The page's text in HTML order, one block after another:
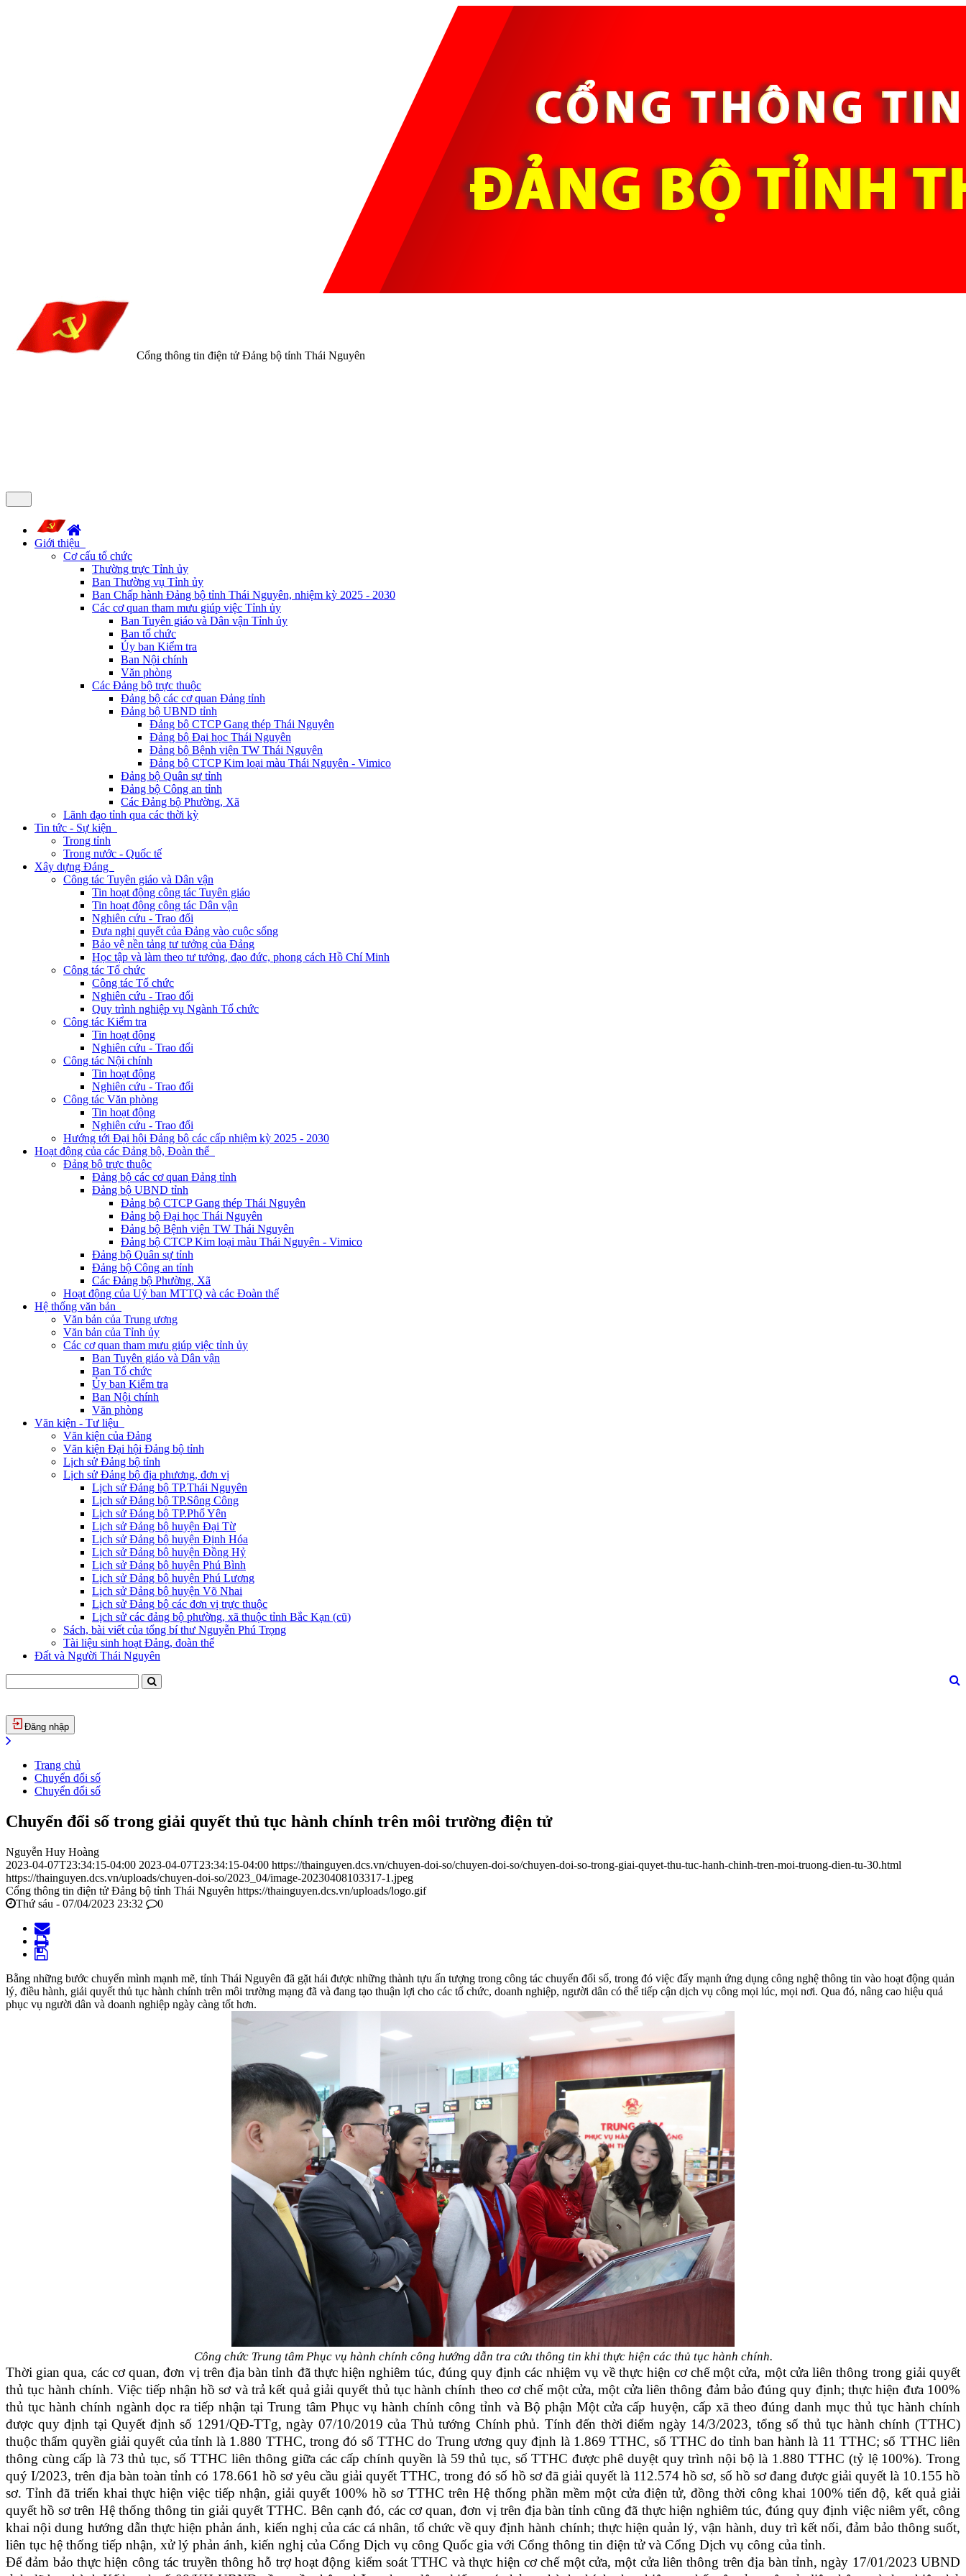
Cổng thông tin điện tử Đảng bộ tỉnh Thái Nguyên
Giới thiệu
Cơ cấu tổ chức
Thường trực Tỉnh ủy
Ban Thường vụ Tỉnh ủy
Ban Chấp hành Đảng bộ tỉnh Thái Nguyên, nhiệm kỳ 2025 - 2030
Các cơ quan tham mưu giúp việc Tỉnh ủy
Ban Tuyên giáo và Dân vận Tỉnh ủy
Ban tổ chức
Ủy ban Kiểm tra
Ban Nội chính
Văn phòng
Các Đảng bộ trực thuộc
Đảng bộ các cơ quan Đảng tỉnh
Đảng bộ UBND tỉnh
Đảng bộ CTCP Gang thép Thái Nguyên
Đảng bộ Đại học Thái Nguyên
Đảng bộ Bệnh viện TW Thái Nguyên
Đảng bộ CTCP Kim loại màu Thái Nguyên - Vimico
Đảng bộ Quân sự tỉnh
Đảng bộ Công an tỉnh
Các Đảng bộ Phường, Xã
Lãnh đạo tỉnh qua các thời kỳ
Tin tức - Sự kiện
Trong tỉnh
Trong nước - Quốc tế
Xây dựng Đảng
Công tác Tuyên giáo và Dân vận
Tin hoạt động công tác Tuyên giáo
Tin hoạt động công tác Dân vận
Nghiên cứu - Trao đổi
Đưa nghị quyết của Đảng vào cuộc sống
Bảo vệ nền tảng tư tưởng của Đảng
Học tập và làm theo tư tưởng, đạo đức, phong cách Hồ Chí Minh
Công tác Tổ chức
Công tác Tổ chức
Nghiên cứu - Trao đổi
Quy trình nghiệp vụ Ngành Tổ chức
Công tác Kiểm tra
Tin hoạt động
Nghiên cứu - Trao đổi
Công tác Nội chính
Tin hoạt động
Nghiên cứu - Trao đổi
Công tác Văn phòng
Tin hoạt động
Nghiên cứu - Trao đổi
Hướng tới Đại hội Đảng bộ các cấp nhiệm kỳ 2025 - 2030
Hoạt động của các Đảng bộ, Đoàn thể
Đảng bộ trực thuộc
Đảng bộ các cơ quan Đảng tỉnh
Đảng bộ UBND tỉnh
Đảng bộ CTCP Gang thép Thái Nguyên
Đảng bộ Đại học Thái Nguyên
Đảng bộ Bệnh viện TW Thái Nguyên
Đảng bộ CTCP Kim loại màu Thái Nguyên - Vimico
Đảng bộ Quân sự tỉnh
Đảng bộ Công an tỉnh
Các Đảng bộ Phường, Xã
Hoạt động của Uỷ ban MTTQ và các Đoàn thể
Hệ thống văn bản
Văn bản của Trung ương
Văn bản của Tỉnh ủy
Các cơ quan tham mưu giúp việc tỉnh ủy
Ban Tuyên giáo và Dân vận
Ban Tổ chức
Ủy ban Kiểm tra
Ban Nội chính
Văn phòng
Văn kiện - Tư liệu
Văn kiện của Đảng
Văn kiện Đại hội Đảng bộ tỉnh
Lịch sử Đảng bộ tỉnh
Lịch sử Đảng bộ địa phương, đơn vị
Lịch sử Đảng bộ TP.Thái Nguyên
Lịch sử Đảng bộ TP.Sông Công
Lịch sử Đảng bộ TP.Phổ Yên
Lịch sử Đảng bộ huyện Đại Từ
Lịch sử Đảng bộ huyện Định Hóa
Lịch sử Đảng bộ huyện Đồng Hỷ
Lịch sử Đảng bộ huyện Phú Bình
Lịch sử Đảng bộ huyện Phú Lương
Lịch sử Đảng bộ huyện Võ Nhai
Lịch sử Đảng bộ các đơn vị trực thuộc
Lịch sử các đảng bộ phường, xã thuộc tỉnh Bắc Kạn (cũ)
Sách, bài viết của tổng bí thư Nguyễn Phú Trọng
Tài liệu sinh hoạt Đảng, đoàn thể
Đất và Người Thái Nguyên
Đăng nhập
Trang chủ
Chuyển đổi số
Chuyển đổi số
Chuyển đổi số trong giải quyết thủ tục hành chính trên môi trường điện tử
Nguyễn Huy Hoàng
2023-04-07T23:34:15-04:00 2023-04-07T23:34:15-04:00 https://thainguyen.dcs.vn/chuyen-doi-so/chuyen-doi-so/chuyen-doi-so-trong-giai-quyet-thu-tuc-hanh-chinh-tren-moi-truong-dien-tu-30.html
https://thainguyen.dcs.vn/uploads/chuyen-doi-so/2023_04/image-20230408103317-1.jpeg
Cổng thông tin điện tử Đảng bộ tỉnh Thái Nguyên https://thainguyen.dcs.vn/uploads/logo.gif
Thứ sáu - 07/04/2023 23:32
0
Bằng những bước chuyển mình mạnh mẽ, tỉnh Thái Nguyên đã gặt hái được những thành tựu ấn tượng trong công tác chuyển đổi số, trong đó việc đẩy mạnh ứng dụng công nghệ thông tin vào hoạt động quản
lý, điều hành, giải quyết thủ tục hành chính trên môi trường mạng đã và đang tạo thuận lợi cho các tổ chức, doanh nghiệp, người dân có thể tiếp cận dịch vụ công mọi lúc, mọi nơi. Qua đó, nâng cao hiệu quả
phục vụ người dân và doanh nghiệp ngày càng tốt hơn.
Công chức Trung tâm Phục vụ hành chính công hướng dẫn tra cứu thông tin khi thực hiện các thủ tục hành chính.
Thời gian qua, các cơ quan, đơn vị trên địa bàn tỉnh đã thực hiện nghiêm túc, đúng quy định các nhiệm vụ về thực hiện cơ chế một cửa, một cửa liên thông trong giải quyết
thủ tục hành chính. Việc tiếp nhận hồ sơ và trả kết quả giải quyết thủ tục hành chính theo cơ chế một cửa, một cửa liên thông đảm bảo đúng quy định; thực hiện đưa 100%
thủ tục hành chính ngành dọc ra tiếp nhận tại Trung tâm Phục vụ hành chính công tỉnh và Bộ phận Một cửa cấp huyện, cấp xã theo đúng danh mục thủ tục hành chính
được quy định tại Quyết định số 1291/QĐ-TTg, ngày 07/10/2019 của Thủ tướng Chính phủ. Tính đến thời điểm ngày 14/3/2023, tổng số thủ tục hành chính (TTHC)
thuộc thẩm quyền giải quyết của tỉnh là 1.880 TTHC, trong đó số TTHC do Trung ương quy định là 1.869 TTHC, số TTHC do tỉnh ban hành là 11 TTHC; số TTHC liên
thông cùng cấp là 73 thủ tục, số TTHC liên thông giữa các cấp chính quyền là 59 thủ tục, số TTHC được phê duyệt quy trình nội bộ là 1.880 TTHC (tỷ lệ 100%). Trong
quý I/2023, trên địa bàn toàn tỉnh có 178.661 hồ sơ yêu cầu giải quyết TTHC, trong đó số hồ sơ đã giải quyết là 112.574 hồ sơ, số hồ sơ đang được giải quyết là 10.155 hồ
sơ. Tỉnh đã triển khai thực hiện việc tiếp nhận, giải quyết 100% hồ sơ TTHC trên Hệ thống phần mềm một cửa điện tử, đồng thời công khai 100% tiến độ, kết quả giải
quyết hồ sơ trên Hệ thống thông tin giải quyết TTHC. Bên cạnh đó, các cơ quan, đơn vị trên địa bàn tỉnh cũng đã thực hiện nghiêm túc, đúng quy định việc niêm yết, công
khai nội dung hướng dẫn thực hiện phản ánh, kiến nghị của các cá nhân, tổ chức về quy định hành chính; thực hiện quản lý, vận hành, duy trì kết nối, đảm bảo thông suốt,
liên tục hệ thống tiếp nhận, xử lý phản ánh, kiến nghị của Cổng Dịch vụ công Quốc gia với Cổng thông tin điện tử và Cổng Dịch vụ công của tỉnh.
Để đảm bảo thực hiện công tác truyền thông hỗ trợ hoạt động kiểm soát TTHC và thực hiện cơ chế một cửa, một cửa liên thông trên địa bàn tỉnh, ngày 17/01/2023 UBND